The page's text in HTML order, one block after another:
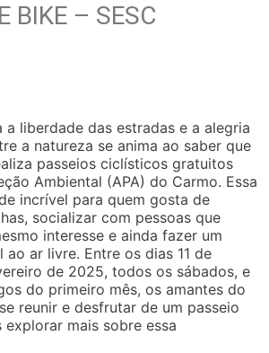
BIKE – SESC
a liberdade das estradas e a alegria
a natureza se anima ao saber que
passeios ciclísticos gratuitos
Ambiental (APA) do Carmo. Essa
incrível para quem gosta de
socializar com pessoas que
interesse e ainda fazer um
ao ar livre. Entre os dias 11 de
de 2025, todos os sábados, e
do primeiro mês, os amantes do
reunir e desfrutar de um passeio
explorar mais sobre essa